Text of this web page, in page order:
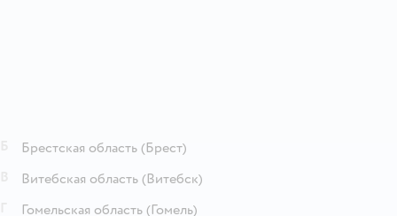
Брестская область (Брест)
Витебская область (Витебск)
Гомельская область (Гомель)